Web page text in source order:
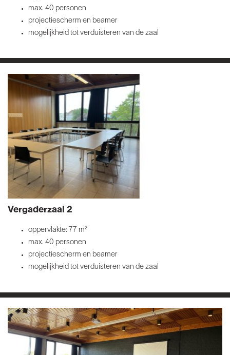
max. 40 personen
projectiescherm en beamer
mogelijkheid tot verduisteren van de zaal
Vergaderzaal 2
oppervlakte: 77 m²
max. 40 personen
projectiescherm en beamer
mogelijkheid tot verduisteren van de zaal